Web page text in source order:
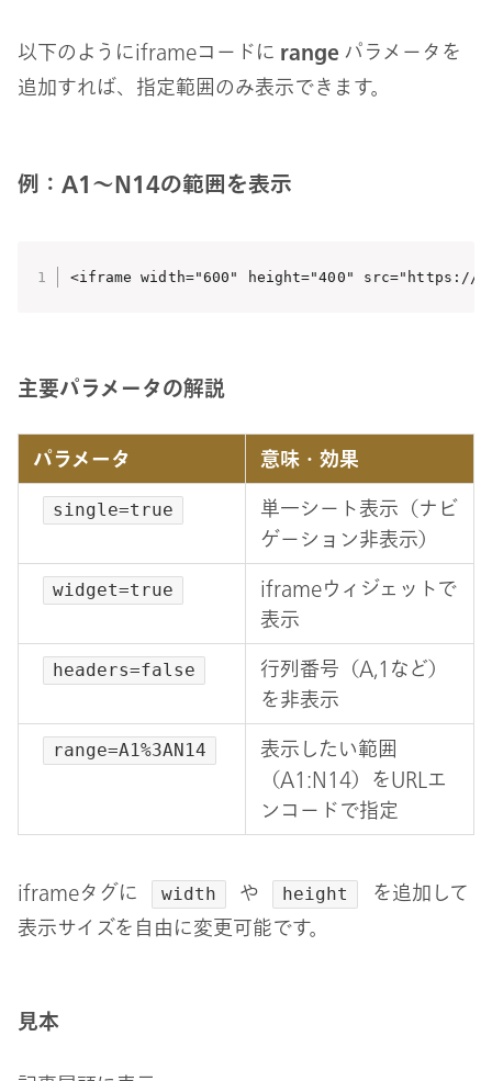
以下のようにiframeコードに range パラメータを
追加すれば、指定範囲のみ表示できます。
例：A1〜N14の範囲を表示
<iframe width="600" height="400" src="https://
主要パラメータの解説
パラメータ 意味・効果
single=true
単一シート表示（ナビ
ゲーション非表示）
widget=true
iframeウィジェットで
表示
headers=false
行列番号（A,1など）
を非表示
range=A1%3AN14
表示したい範囲
（A1:N14）をURLエ
ンコードで指定
iframeタグに width や height
を追加して
表示サイズを自由に変更可能です。
見本